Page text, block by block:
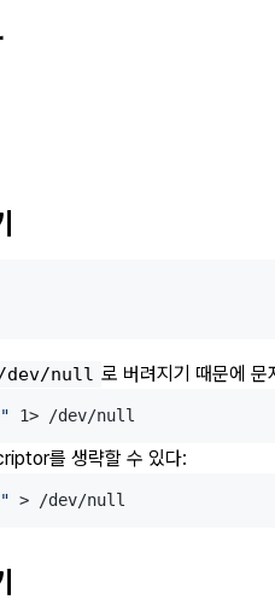
dev/null 로 버려지기 때문에 문
를 생략할 수 있다: